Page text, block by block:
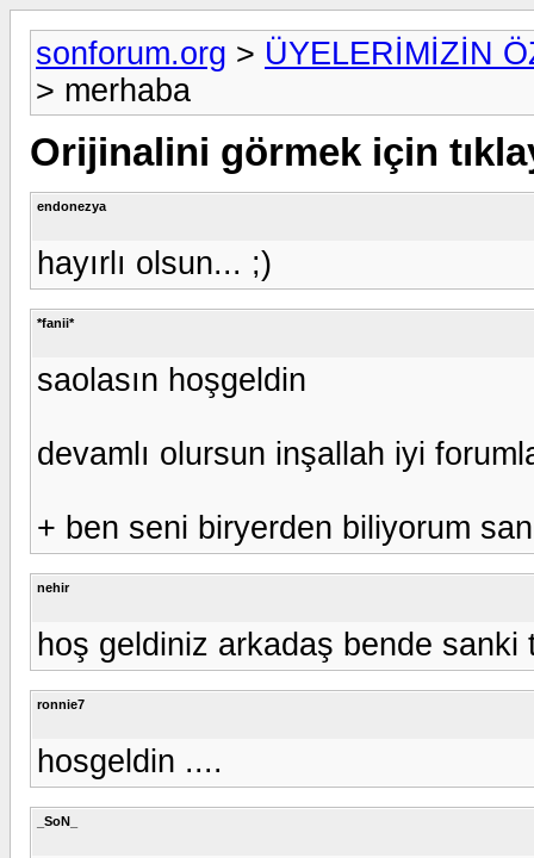
sonforum.org > ÜYELERİMİZİN
> merhaba
Orijinalini görmek için
endonezya
hayırlı olsun... ;)
*fanii*
saolasın hoşgeldin
devamlı olursun inşallah iyi
+ ben seni biryerden biliyorum
nehir
hoş geldiniz arkadaş bende sanki
ronnie7
hosgeldin ....
_SoN_